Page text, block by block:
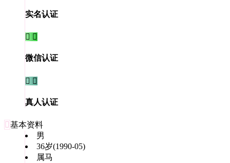
实名认证
 
微信认证
 
真人认证
 基本资料
男
36岁(1990-05)
属马